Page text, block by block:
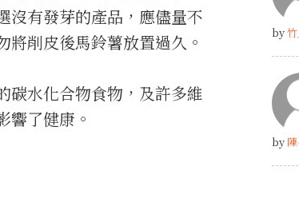
沒有發芽的產品，應儘量不
削皮後馬鈴薯放置過久。
碳水化合物食物，及許多維
響了健康。
by
by